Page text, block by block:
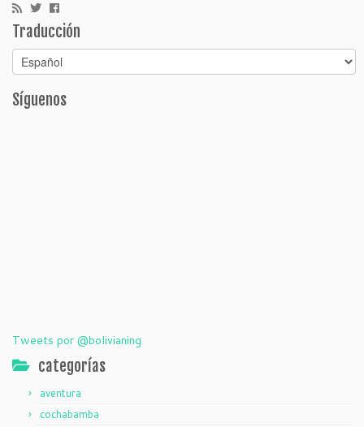
Traducción
Síguenos
Tweets por @bolivianing
categorías
aventura
cochabamba